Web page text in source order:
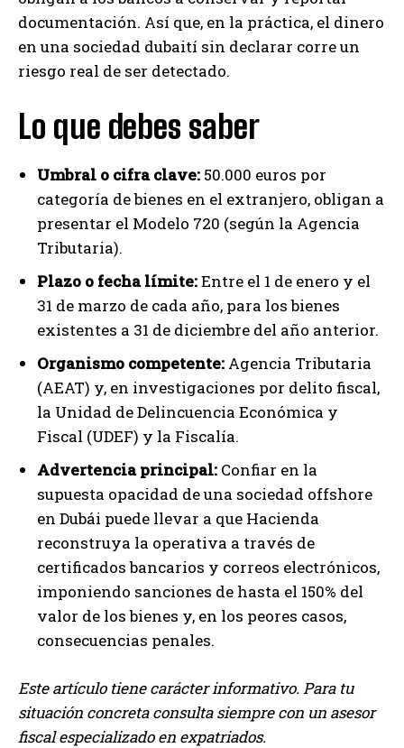
documentación. Así que, en la práctica, el dinero
en una sociedad dubaití sin declarar corre un
riesgo real de ser detectado.
Lo que debes saber
Umbral o cifra clave: 50.000 euros por
categoría de bienes en el extranjero, obligan a
presentar el Modelo 720 (según la Agencia
Tributaria).
Plazo o fecha límite:Entre el 1 de enero y el
31 de marzo de cada año, para los bienes
existentes a 31 de diciembre del año anterior.
Organismo competente: Agencia Tributaria
(AEAT) y, en investigaciones por delito fiscal,
la Unidad de Delincuencia Económica y
Fiscal (UDEF) y la Fiscalía.
Advertencia principal: Confiar en la
supuesta opacidad de una sociedad offshore
en Dubái puede llevar a que Hacienda
reconstruya la operativa a través de
certificados bancarios y correos electrónicos,
imponiendo sanciones de hasta el 150% del
valor de los bienes y, en los peores casos,
consecuencias penales.
Este artículo tiene carácter informativo. Para tu
situación concreta consulta siempre con un asesor
fiscal especializado en expatriados.